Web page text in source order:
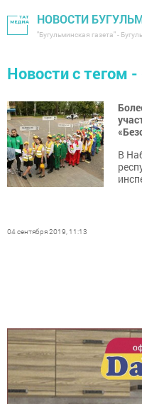
НОВОСТИ
"Бугульминская газета" -
Новости с тегом
В
04 сентября 2019, 11:13